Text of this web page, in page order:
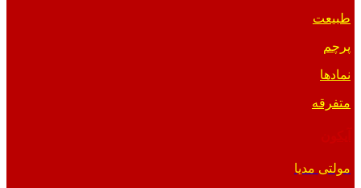
طبیعت
پرچم
نمادها
متفرقه
مولتی مدیا